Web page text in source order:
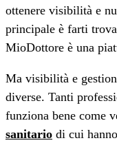
ottenere visibilità e
principale è farti
MioDottore è una
Ma visibilità e
diverse. Tanti
funziona bene come
sanitario di cui